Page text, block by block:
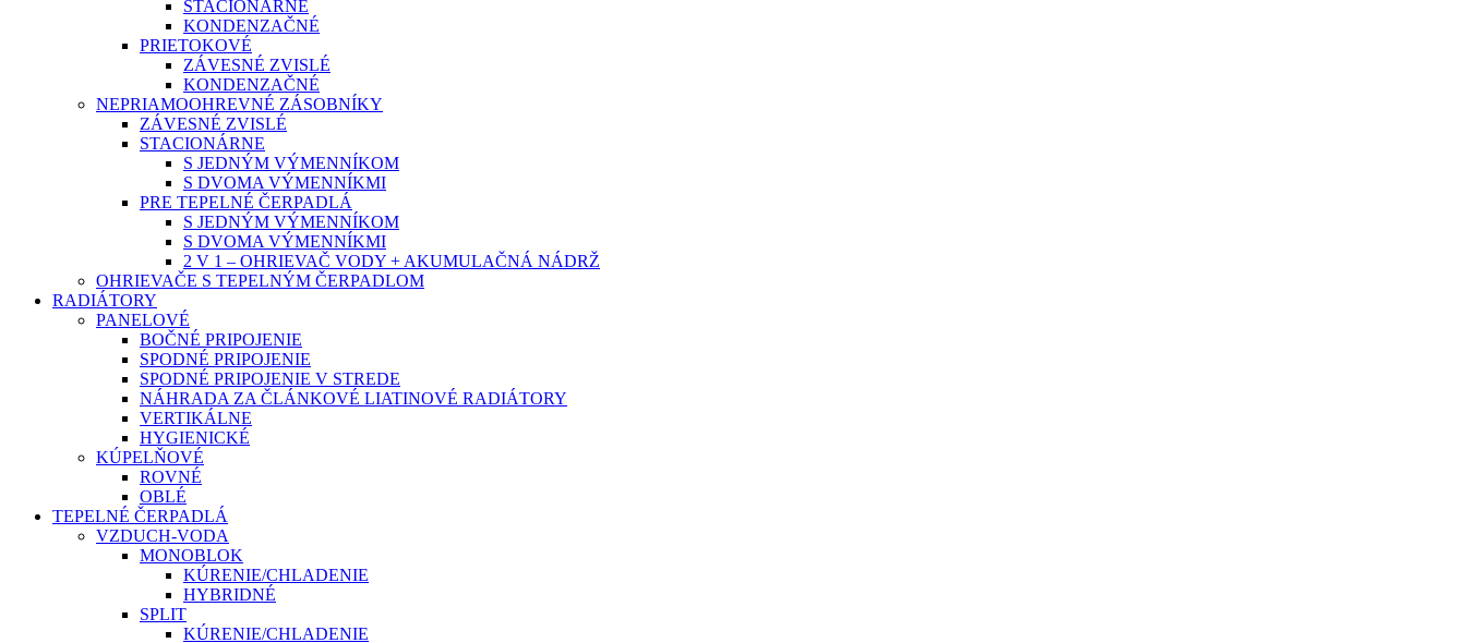
STACIONÁRNE
KONDENZAČNÉ
PRIETOKOVÉ
ZÁVESNÉ ZVISLÉ
KONDENZAČNÉ
NEPRIAMOOHREVNÉ ZÁSOBNÍKY
ZÁVESNÉ ZVISLÉ
STACIONÁRNE
S JEDNÝM VÝMENNÍKOM
S DVOMA VÝMENNÍKMI
PRE TEPELNÉ ČERPADLÁ
S JEDNÝM VÝMENNÍKOM
S DVOMA VÝMENNÍKMI
2 V 1 – OHRIEVAČ VODY + AKUMULAČNÁ NÁDRŽ
OHRIEVAČE S TEPELNÝM ČERPADLOM
RADIÁTORY
PANELOVÉ
BOČNÉ PRIPOJENIE
SPODNÉ PRIPOJENIE
SPODNÉ PRIPOJENIE V STREDE
NÁHRADA ZA ČLÁNKOVÉ LIATINOVÉ RADIÁTORY
VERTIKÁLNE
HYGIENICKÉ
KÚPELŇOVÉ
ROVNÉ
OBLÉ
TEPELNÉ ČERPADLÁ
VZDUCH-VODA
MONOBLOK
KÚRENIE/CHLADENIE
HYBRIDNÉ
SPLIT
KÚRENIE/CHLADENIE